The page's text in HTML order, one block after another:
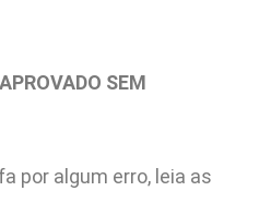
SEM
por algum erro, leia as